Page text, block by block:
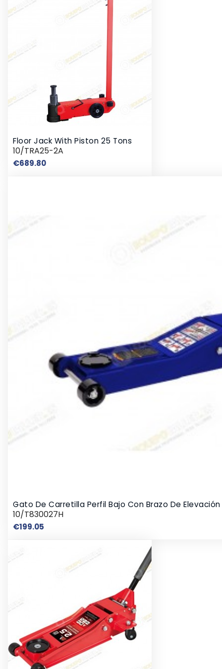
Floor Jack With Piston 25 Tons
10/TRA25-2A
€689.80Price
Gato De Carretilla Perfil Bajo Con Brazo De
10/T830027H
€199.05